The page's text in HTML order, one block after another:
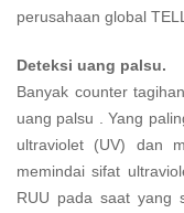
perusahaan global
Deteksi uang palsu.
Banyak counter
uang palsu . Yang
ultraviolet (UV) dan
memindai sifat
RUU pada saat yang